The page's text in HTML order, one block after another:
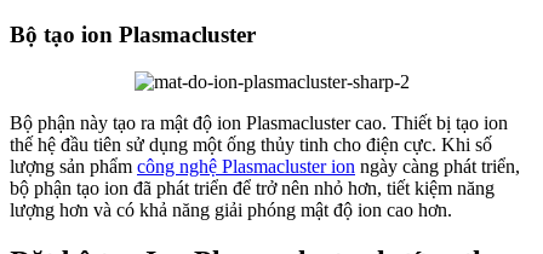
Bộ tạo ion Plasmacluster
Bộ phận này tạo ra mật độ ion Plasmacluster cao. Thiết bị tạo ion
thế hệ đầu tiên sử dụng một ống thủy tinh cho điện cực. Khi số
lượng sản phẩm công nghệ Plasmacluster ion ngày càng phát triển,
bộ phận tạo ion đã phát triển để trở nên nhỏ hơn, tiết kiệm năng
lượng hơn và có khả năng giải phóng mật độ ion cao hơn.